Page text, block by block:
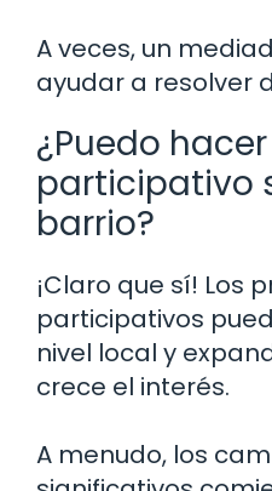
A veces, un
ayudar a resolver
¿Puedo
participativo
barrio?
¡Claro que sí! Los
participativos
nivel local y
crece el interés.
A menudo, los